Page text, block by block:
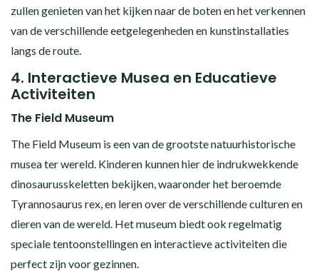
zullen genieten van het kijken naar de boten en het verkennen
van de verschillende eetgelegenheden en kunstinstallaties
langs de route.
4. Interactieve Musea en Educatieve
Activiteiten
The Field Museum
The Field Museum is een van de grootste natuurhistorische
musea ter wereld. Kinderen kunnen hier de indrukwekkende
dinosaurusskeletten bekijken, waaronder het beroemde
Tyrannosaurus rex, en leren over de verschillende culturen en
dieren van de wereld. Het museum biedt ook regelmatig
speciale tentoonstellingen en interactieve activiteiten die
perfect zijn voor gezinnen.